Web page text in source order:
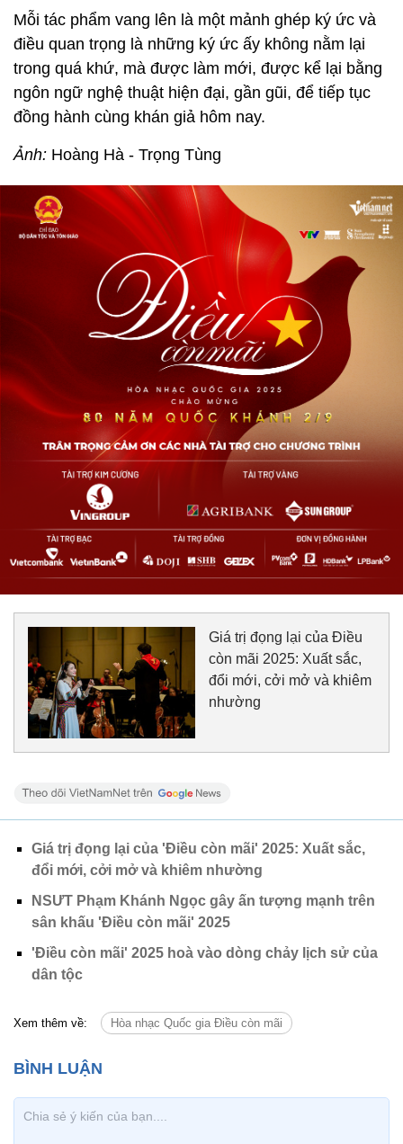
Mỗi tác phẩm vang lên là một mảnh ghép ký ức và
điều quan trọng là những ký ức ấy không nằm lại
trong quá khứ, mà được làm mới, được kể lại bằng
ngôn ngữ nghệ thuật hiện đại, gần gũi, để tiếp tục
đồng hành cùng khán giả hôm nay.
Ảnh: Hoàng Hà - Trọng Tùng
Giá trị đọng lại của Điều
còn mãi 2025: Xuất sắc,
đổi mới, cởi mở và khiêm
nhường
Giá trị đọng lại của 'Điều còn mãi' 2025: Xuất sắc,
đổi mới, cởi mở và khiêm nhường
NSƯT Phạm Khánh Ngọc gây ấn tượng mạnh trên
sân khấu 'Điều còn mãi' 2025
'Điều còn mãi' 2025 hoà vào dòng chảy lịch sử của
dân tộc
Xem thêm về: Hòa nhạc Quốc gia Điều còn mãi